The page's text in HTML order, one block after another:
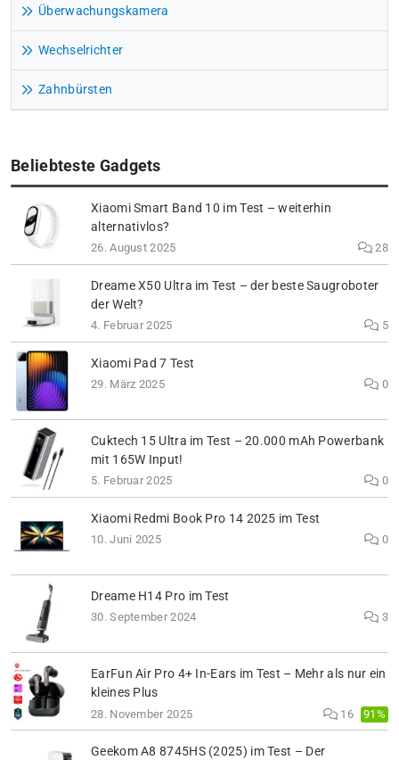
Überwachungskamera
Wechselrichter
Zahnbürsten
Beliebteste Gadgets
Xiaomi Smart Band 10 im Test – weiterhin
alternativlos?
26. August 2025 28
Dreame X50 Ultra im Test – der beste Saugroboter
der Welt?
4. Februar 2025 5
Xiaomi Pad 7 Test
29. März 2025 0
Cuktech 15 Ultra im Test – 20.000 mAh Powerbank
mit 165W Input!
5. Februar 2025 0
Xiaomi Redmi Book Pro 14 2025 im Test
10. Juni 2025 0
Dreame H14 Pro im Test
30. September 2024 3
EarFun Air Pro 4+ In-Ears im Test – Mehr als nur ein
kleines Plus
28. November 2025 16 91%
Geekom A8 8745HS (2025) im Test – Der